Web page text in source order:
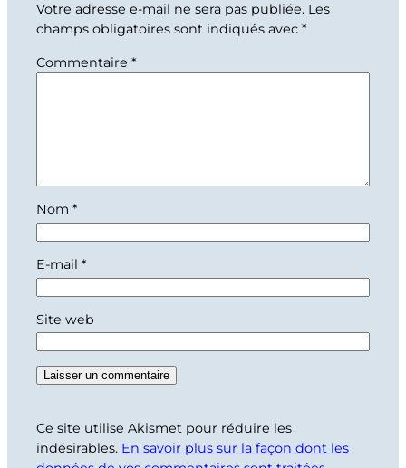
Votre adresse e-mail ne sera pas publiée. Les
champs obligatoires sont indiqués avec *
Commentaire *
Nom *
E-mail *
Site web
Ce site utilise Akismet pour réduire les
indésirables. En savoir plus sur la façon dont les